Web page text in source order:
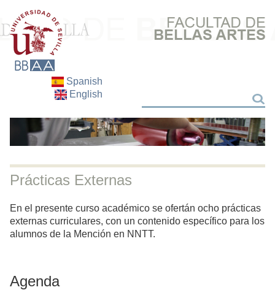
Spanish
English
Buscar
Prácticas Externas
En el presente curso académico se ofertán ocho prácticas
externas curriculares, con un contenido específico para los
alumnos de la Mención en NNTT.
Agenda